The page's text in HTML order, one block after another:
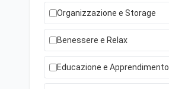
Organizzazione e Storage
Benessere e Relax
Educazione e Apprendimento